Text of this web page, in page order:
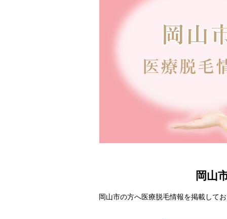
岡山
岡山市の方へ医療脱毛情報を掲載して